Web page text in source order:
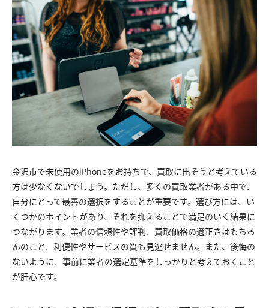
金沢市で未使用のiPhoneをお持ちで、買取に出そうと考えている
方は少なくないでしょう。ただし、多くの買取業者がある中で、
自分にとって最善の選択をすることが重要です。選び方には、い
くつかのポイントがあり、それを抑えることで満足のいく結果に
つながります。業者の信頼性や評判、買取価格の適正さはもちろ
んのこと、利便性やサービスの質も見逃せません。また、後悔の
ないように、事前に業者の選定基準をしっかりと考えておくこと
が肝心です。